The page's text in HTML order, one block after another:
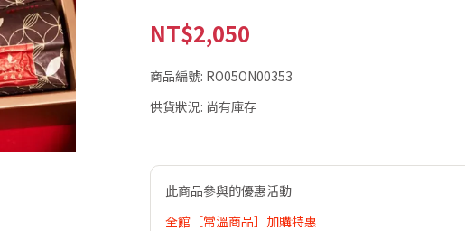
NT$2,050
商品編號: RO05ON00353
供貨狀況: 尚有庫存
此商品參與的優惠活動
全館［常溫商品］加購特惠